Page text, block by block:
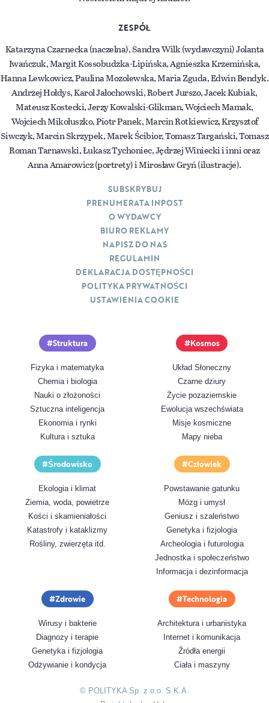
ZESPÓŁ
Katarzyna Czarnecka (naczelna), Sandra Wilk (wydawczyni) Jolanta
Iwańczuk, Margit Kossobudzka-Lipińska, Agnieszka Krzemińska,
Hanna Lewkowicz, Paulina Mozolewska, Maria Zguda, Edwin Bendyk.
Andrzej Hołdys, Karol Jałochowski, Robert Jurszo, Jacek Kubiak,
Mateusz Kostecki, Jerzy Kowalski-Glikman, Wojciech Mamak,
Wojciech Mikołuszko, Piotr Panek, Marcin Rotkiewicz, Krzysztof
Siwczyk, Marcin Skrzypek, Marek Ścibior, Tomasz Targański, Tomasz
Roman Tarnawski, Łukasz Tychoniec, Jędrzej Winiecki i inni oraz
Anna Amarowicz (portrety) i Mirosław Gryń (ilustracje).
Struktura
Fizyka i matematyka
Chemia i biologia
Nauki o złożoności
Sztuczna inteligencja
Ekonomia i rynki
Kultura i sztuka
Kosmos
Układ Słoneczny
Czarne dziury
Życie pozaziemskie
Ewolucja wszechświata
Misje kosmiczne
Mapy nieba
Środowisko
Ekologia i klimat
Ziemia, woda, powietrze
Kości i skamieniałości
Katastrofy i kataklizmy
Rośliny, zwierzęta itd.
Człowiek
Powstawanie gatunku
Mózg i umysł
Geniusz i szaleństwo
Genetyka i fizjologia
Archeologia i futurologia
Jednostka i społeczeństwo
Informacja i dezinformacja
Zdrowie
Wirusy i bakterie
Diagnozy i terapie
Genetyka i fizjologia
Odżywianie i kondycja
Technologia
Architektura i urbanistyka
Internet i komunikacja
Źródła energii
Ciała i maszyny
© POLITYKA Sp. z o.o. S.K.A.
SUBSKRYBUJ
PRENUMERATA INPOST
O WYDAWCY
BIURO REKLAMY
NAPISZ DO NAS
REGULAMIN
DEKLARACJA DOSTĘPNOŚCI
POLITYKA PRYWATNOŚCI
USTAWIENIA COOKIE